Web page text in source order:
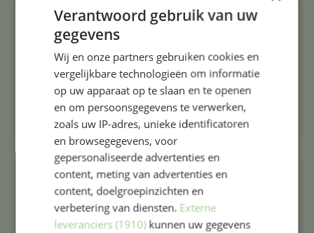
school dat u kunt invullen en terugsturen of
afgeven nadat uw kind bij ons is ingeloot.
Download het
aanmeldformulier
Verantwoord gebruik van uw
gegevens
Wij en onze partners gebruiken cookies en
vergelijkbare technologieën om informatie
op uw apparaat op te slaan en te openen
en om persoonsgegevens te verwerken,
zoals uw IP-adres, unieke identificatoren
en browsegegevens, voor
gepersonaliseerde advertenties en
content, meting van advertenties en
content, doelgroepinzichten en
verbetering van diensten. Externe
leveranciers (1910)kunnen uw gegevens